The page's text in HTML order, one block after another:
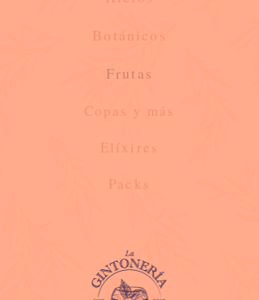
Botánicos
Frutas
Copas y más
Elíxires
Packs